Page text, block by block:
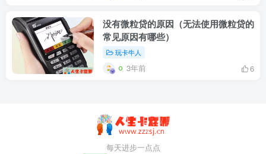
没有微粒贷的原因（无法使用微粒贷的
常见原因有哪些）
玩卡牛人
3年前 6
每天进步一点点